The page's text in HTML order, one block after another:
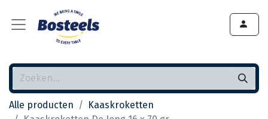
Alle producten
Kaaskroketten